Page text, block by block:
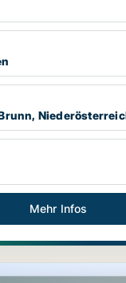
Mehr Infos
Brunn,